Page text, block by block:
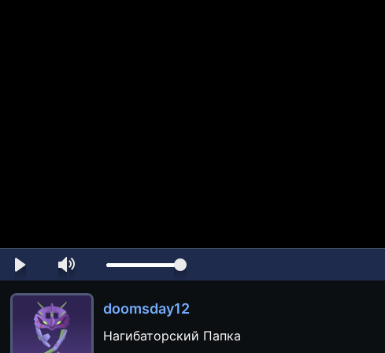
doomsday12
Нагибаторский Папка